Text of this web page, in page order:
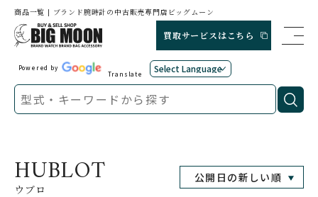
商品一覧 | ブランド腕時計の中古販売専門店ビッグムーン
買取サービスはこちら
Powered by
Translate
HUBLOT
ウブロ